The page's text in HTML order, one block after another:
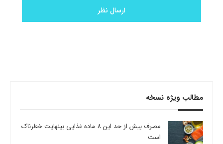
مطالب ویژه نسخه
مصرف بیش از حد این 8 ماده غذایی بینهایت خطرناک
است